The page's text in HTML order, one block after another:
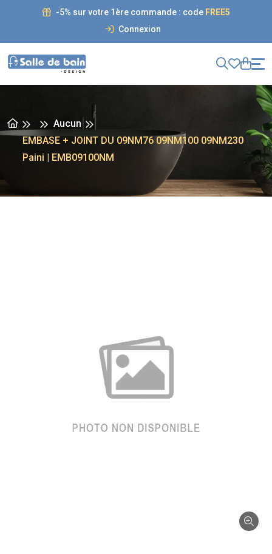
-5% sur votre 1ère commande : code FREE5
Connexion
Aucun
EMBASE + JOINT DU 09NM76 09NM100 09NM230
Paini | EMB09100NM